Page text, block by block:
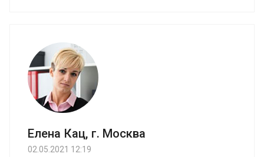
Елена Кац, г. Москва
02.05.2021 12:19